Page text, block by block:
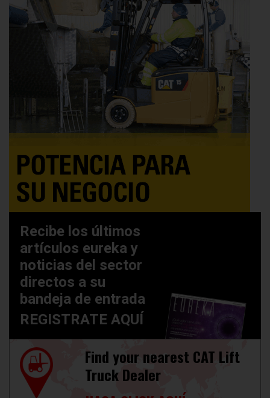
Recibe los últimos
artículos eureka y
noticias del sector
directos a su
bandeja de entrada
REGISTRATE AQUÍ
Find your nearest CAT Lift
Truck Dealer